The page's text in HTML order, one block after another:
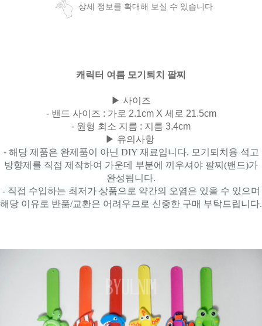
상세 정보를 확대해 보실 수 있습니다
캐릭터 여름 모기퇴치 팔찌
▶ 사이즈
- 밴드 사이즈 : 가로 2.1cm X 세로 21.5cm
- 원형 최소 지름 : 지름 3.4cm
▶ 유의사항
- 해당 제품은 완제품이 아닌 DIY 재료입니다. 모기퇴치용 석고
방향제를 직접 제작하여 가운데 부분에 끼우셔야 팔찌(밴드)가
완성됩니다.
- 직접 수입하는 최저가 상품으로 약간의 오염은 있을 수 있으며
해당 이유로 반품/교환은 어려우므로 신중한 구매 부탁드립니다.